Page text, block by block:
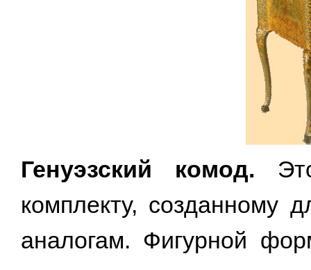
Генуэзский комод.
комплекту, созданному
аналогам. Фигурной